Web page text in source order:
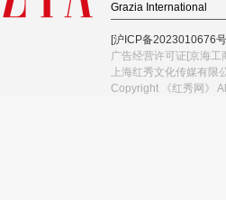
Grazia International
[沪ICP备2023010676
广告经营许可证[京海
上海红秀文化传媒有限
Copyright 《红秀网》